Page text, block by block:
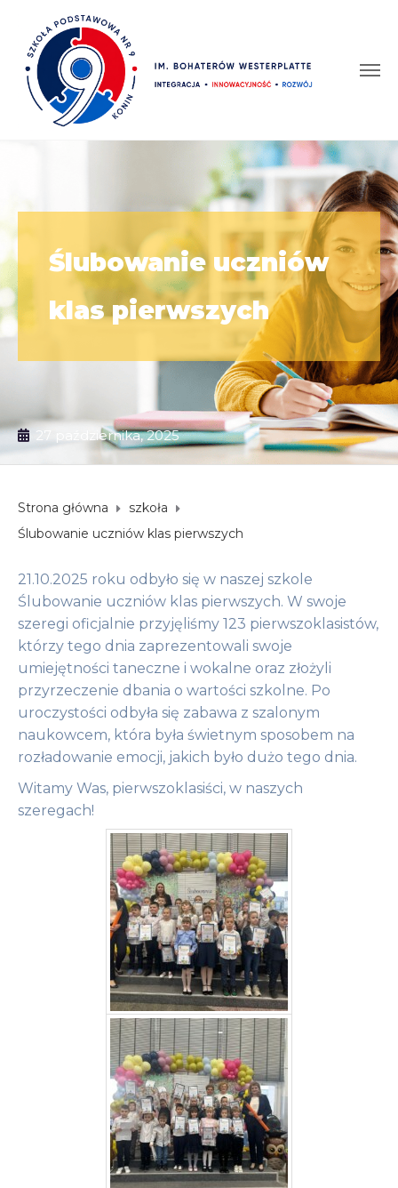
Ślubowanie uczniów
klas pierwszych
27 października, 2025
Strona główna
szkoła
Ślubowanie uczniów klas pierwszych
21.10.2025 roku odbyło się w naszej szkole
Ślubowanie uczniów klas pierwszych. W swoje
szeregi oficjalnie przyjęliśmy 123 pierwszoklasistów,
którzy tego dnia zaprezentowali swoje
umiejętności taneczne i wokalne oraz złożyli
przyrzeczenie dbania o wartości szkolne. Po
uroczystości odbyła się zabawa z szalonym
naukowcem, która była świetnym sposobem na
rozładowanie emocji, jakich było dużo tego dnia.
Witamy Was, pierwszoklasiści, w naszych
szeregach!